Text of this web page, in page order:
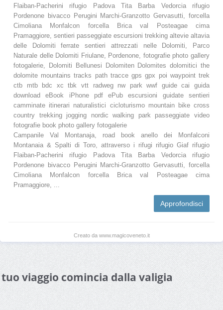
Flaiban-Pacherini rifugio Padova Tita Barba Vedorcia rifugio
Pordenone bivacco Perugini Marchi-Granzotto Gervasutti, forcella
Cimoliana Monfalcon forcella Brica val Posteagae cima
Pramaggiore, sentieri passeggiate escursioni trekking altevie altavia
delle Dolomiti ferrate sentieri attrezzati nelle Dolomiti, Parco
Naturale delle Dolomiti Friulane, Pordenone, fotografie photo gallery
fotogalerie, Dolomiti Bellunesi Dolomiten Dolomites dolomitici the
dolomite mountains tracks path tracce gps gpx poi waypoint trek
ctb mtb bdc xc tbk vtt radweg nw park wwf guide cai guida
download eBook iPhone pdf ePub escursioni guidate sentieri
camminate itinerari naturalistici cicloturismo mountain bike cross
country trekking jogging nordic walking park passeggiate video
fotografie book photo gallery fotogalerie
Campanile Val Montanaja, road book anello dei Monfalconi
Montanaia & Spalti di Toro, attraverso i rifugi rifugio Giaf rifugio
Flaiban-Pacherini rifugio Padova Tita Barba Vedorcia rifugio
Pordenone bivacco Perugini Marchi-Granzotto Gervasutti, forcella
Cimoliana Monfalcon forcella Brica val Posteagae cima
Pramaggiore, ...
Approfondisci
Creato da www.magicoveneto.it
viaggio comincia dalla valigia